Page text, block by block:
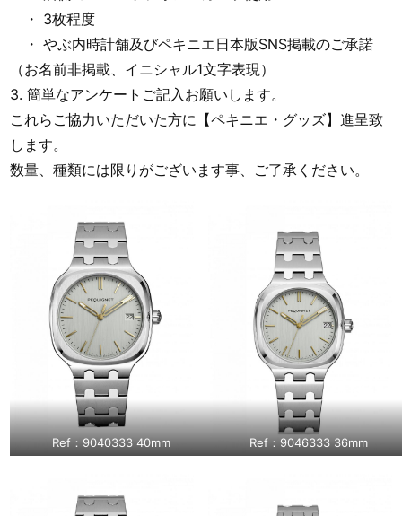
・ 3枚程度
・ やぶ内時計舗及びペキニエ日本版SNS掲載のご承諾
（お名前非掲載、イニシャル1文字表現）
3. 簡単なアンケートご記入お願いします。
これらご協力いただいた方に【ペキニエ・グッズ】進呈致
します。
数量、種類には限りがございます事、ご了承ください。
Ref：9040333 40mm Ref：9046333 36mm